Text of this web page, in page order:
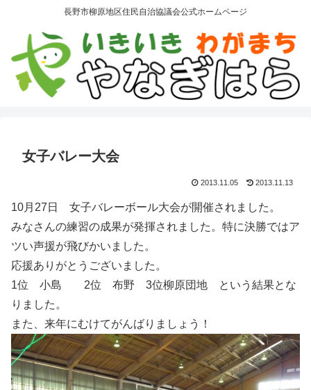
長野市柳原地区住民自治協議会公式ホームページ
女子バレー大会
2013.11.05 2013.11.13
10月27日 女子バレーボール大会が開催されました。
みなさんの練習の成果が発揮されました。特に決勝ではア
ツい声援が飛びかいました。
応援ありがとうございました。
1位 小島 2位 布野 3位柳原団地 という結果とな
りました。
また、来年にむけてがんばりましょう！